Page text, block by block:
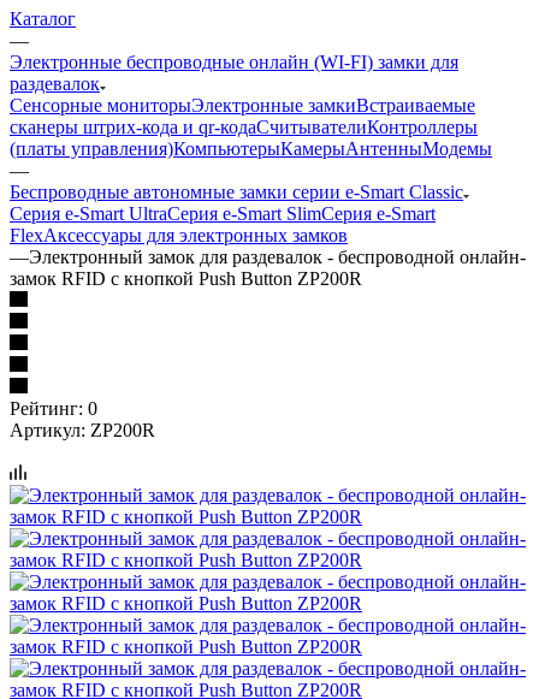
Каталог
—
Электронные беспроводные онлайн (WI-FI) замки для
раздевалок
Сенсорные мониторыЭлектронные замкиВстраиваемые
сканеры штрих-кода и qr-кодаСчитывателиКонтроллеры
(платы управления)КомпьютерыКамерыАнтенныМодемы
—
Беспроводные автономные замки серии e-Smart Classic
Серия e-Smart UltraСерия e-Smart SlimСерия e-Smart
FlexАксессуары для электронных замков
—Электронный замок для раздевалок - беспроводной онлайн-
замок RFID с кнопкой Push Button ZP200R
Рейтинг: 0
Артикул: ZP200R